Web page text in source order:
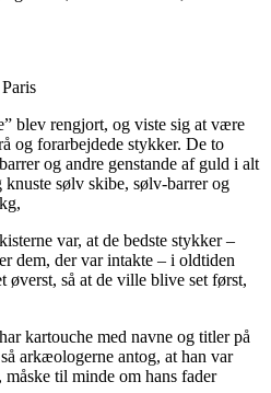
blev rengjort, og viste sig at være
og forarbejdede stykker. De to
og andre genstande af guld i alt
sølv skibe, sølv-barrer og
var, at de bedste stykker –
dem, der var intakte – i oldtiden
øverst, så at de ville blive set først,
kartouche med navne og titler på
arkæologerne antog, at han var
til minde om hans fader